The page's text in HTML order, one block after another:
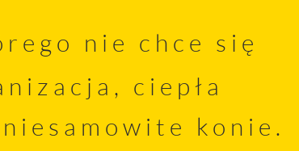
nie chce się
ciepła
konie.